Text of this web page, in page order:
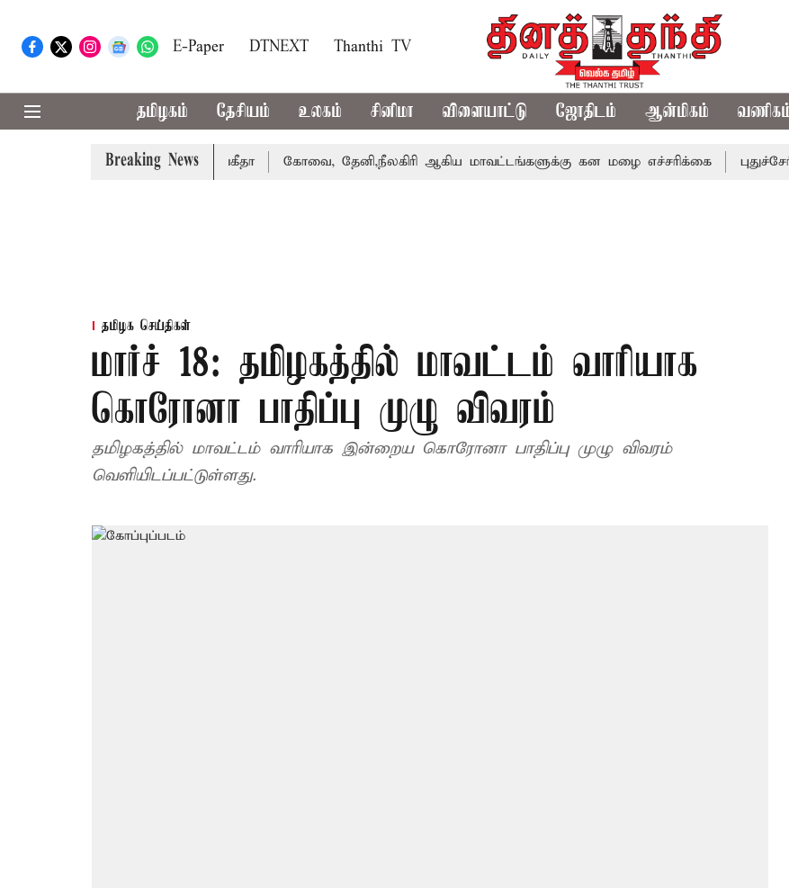
E-Paper DTNEXT Thanthi TV
தமிழகம் தேசியம் உலகம் சினிமா விளையாட்டு ஜோதிடம் ஆன்மிகம்
Breaking News
வழக்கை வாபஸ் பெற்றார் சங்கீதா கோவை, தேனி,நீலகிரி ஆகிய மாவட்டங்களுக்கு கன மழை எச்சரிக்கை புதுச்சேரி
தமிழக செய்திகள்
மார்ச் 18: தமிழகத்தில் மாவட்டம் வாரியாக
கொரோனா பாதிப்பு முழு விவரம்
தமிழகத்தில் மாவட்டம் வாரியாக இன்றைய கொரோனா பாதிப்பு முழு விவரம்
வெளியிடப்பட்டுள்ளது.